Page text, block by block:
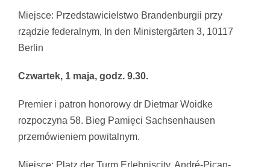
Miejsce: Przedstawicielstwo Brandenburgii przy
rządzie federalnym, In den Ministergärten 3, 10117
Berlin
Czwartek, 1 maja, godz. 9.30.
Premier i patron honorowy dr Dietmar Woidke
rozpoczyna 58. Bieg Pamięci Sachsenhausen
przemówieniem powitalnym.
Miejsce: Platz der Turm Erlebniscity, André-Pican-